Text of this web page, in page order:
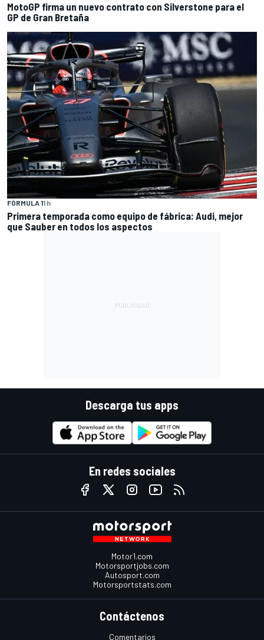
MotoGP firma un nuevo contrato con Silverstone para el
GP de Gran Bretaña
FÓRMULA 11 h
Primera temporada como equipo de fábrica: Audi, mejor
que Sauber en todos los aspectos
Descarga tus apps
En redes sociales
Motor1.com
Motorsportjobs.com
Autosport.com
Motorsportstats.com
Contáctenos
Comentarios